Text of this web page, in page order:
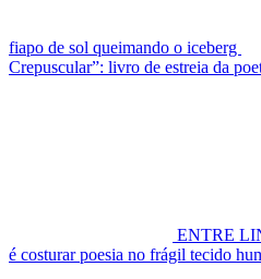
fiapo de sol queimando o iceberg
Crepuscular”: livro de estreia da
ENTRE
é costurar poesia no frágil tecido